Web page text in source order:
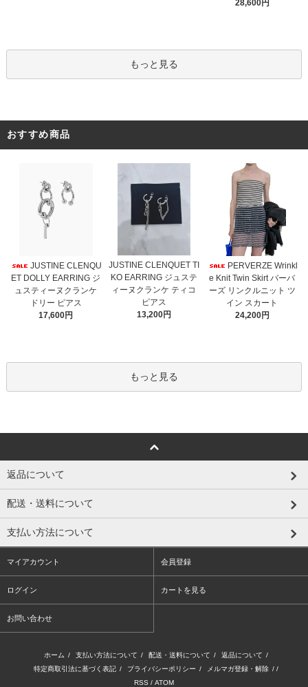
28,600円
もっと見る
おすすめ商品
JUSTINE CLENQU
ET DOLLY EARRING ジ
ュスティーヌクランケ
ドリー ピアス
17,600円
JUSTINE CLENQUET TI
KO EARRING ジュステ
ィーヌクランケ ティコ
ピアス
13,200円
PERVERZE Wrinkl
e Knit Twin Skirt パーバ
ーズ リンクルニット ツ
イン スカート
24,200円
もっと見る
返品について
配送・送料について
支払い方法について
マイアカウント 会員登録
ログイン カートを見る
お問い合わせ
ホーム / 支払い方法について / 配送・送料について / 返品について /
特定商取引法に基づく表記 / プライバシーポリシー / メルマガ登録・解除 / /
RSS / ATOM